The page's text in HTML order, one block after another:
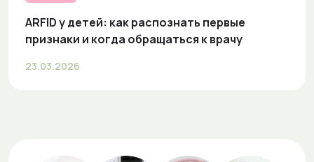
ARFID у детей: как распознать первые
признаки и когда обращаться к врачу
23.03.2026